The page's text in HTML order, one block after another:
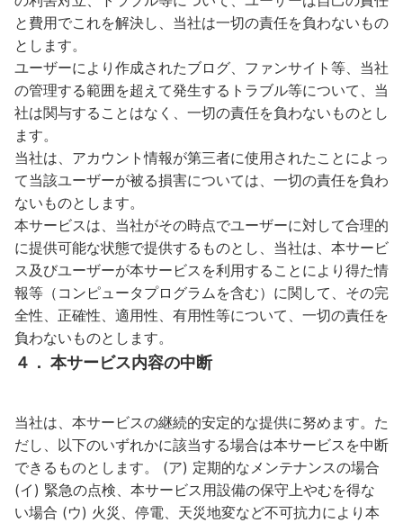
と費用でこれを解決し、当社は一切の責任を負わないもの
とします。
ユーザーにより作成されたブログ、ファンサイト等、当社
の管理する範囲を超えて発生するトラブル等について、当
社は関与することはなく、一切の責任を負わないものとし
ます。
当社は、アカウント情報が第三者に使用されたことによっ
て当該ユーザーが被る損害については、一切の責任を負わ
ないものとします。
本サービスは、当社がその時点でユーザーに対して合理的
に提供可能な状態で提供するものとし、当社は、本サービ
ス及びユーザーが本サービスを利用することにより得た情
報等（コンピュータプログラムを含む）に関して、その完
全性、正確性、適用性、有用性等について、一切の責任を
負わないものとします。
４． 本サービス内容の中断
当社は、本サービスの継続的安定的な提供に努めます。た
だし、以下のいずれかに該当する場合は本サービスを中断
できるものとします。 (ア) 定期的なメンテナンスの場合
(イ) 緊急の点検、本サービス用設備の保守上やむを得な
い場合 (ウ) 火災、停電、天災地変など不可抗力により本